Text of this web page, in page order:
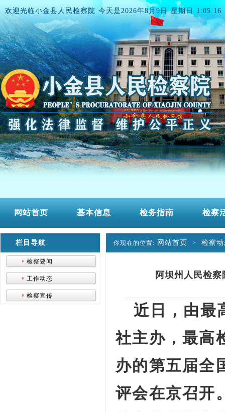
欢迎光临小金县人民检察院 今天是2026年8月9日 星期日 1:05:16
网站首页 基本信息 检务指南 检察
栏目导航
检察要闻
工作动态
检察宣传
你现在的位置: 网站首页 > 检察
阿坝州人民检
近日，由最
社主办，最高
办的第五届全
评会在京召开